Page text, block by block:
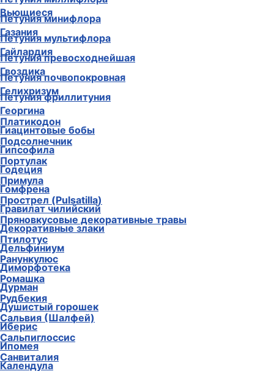
Петуния минифлора
Петуния мультифлора
Петуния превосходнейшая
Петуния почвопокровная
Петуния фриллитуния
Платикодон
Подсолнечник
Портулак
Примула
Прострел (Pulsatilla)
Пряновкусовые декоративные травы
Птилотус
Ранункулюс
Ромашка
Рудбекия
Сальвия (Шалфей)
Сальпиглоссис
Санвиталия
Вьющиеся
Газания
Гайлардия
Гвоздика
Гелихризум
Георгина
Гиацинтовые бобы
Гипсофила
Годеция
Гомфрена
Гравилат чилийский
Декоративные злаки
Дельфиниум
Диморфотека
Дурман
Душистый горошек
Иберис
Ипомея
Календула